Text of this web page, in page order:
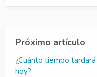
Próximo artículo
¿Cuánto tiempo
hoy?